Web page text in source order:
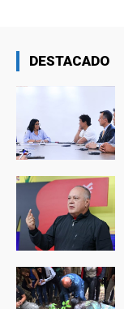
DESTACADO